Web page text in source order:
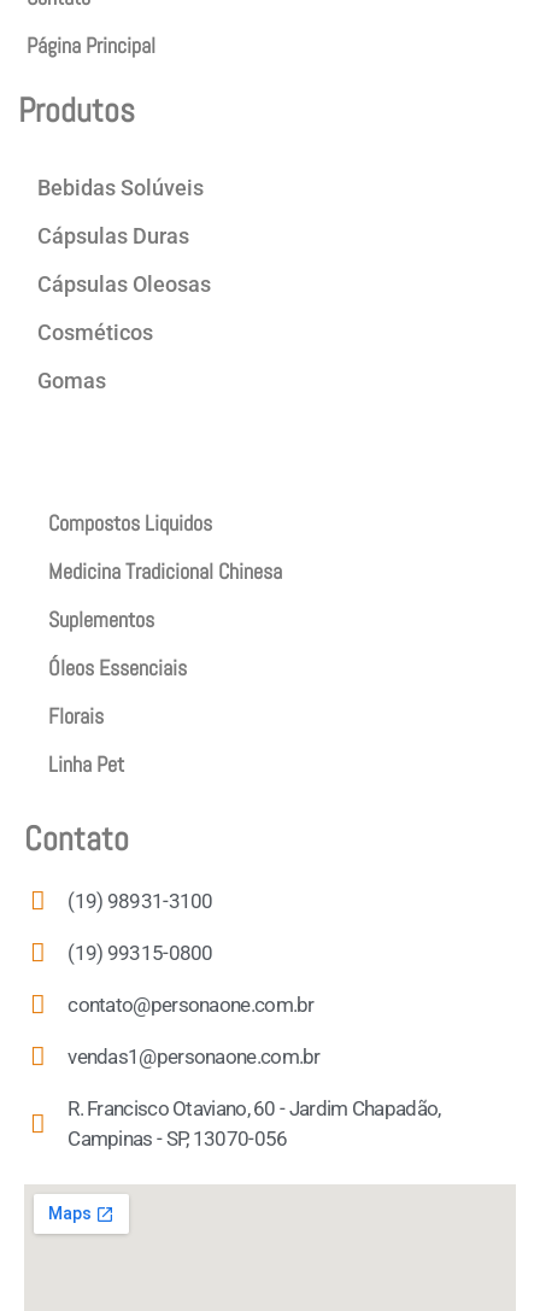
Página Principal
Produtos
Bebidas Solúveis
Cápsulas Duras
Cápsulas Oleosas
Cosméticos
Gomas
Compostos Liquidos
Medicina Tradicional Chinesa
Suplementos
Óleos Essenciais
Florais
Linha Pet
Contato
(19) 98931-3100
(19) 99315-0800
contato@personaone.com.br
vendas1@personaone.com.br
R. Francisco Otaviano, 60 - Jardim Chapadão,
Campinas - SP, 13070-056